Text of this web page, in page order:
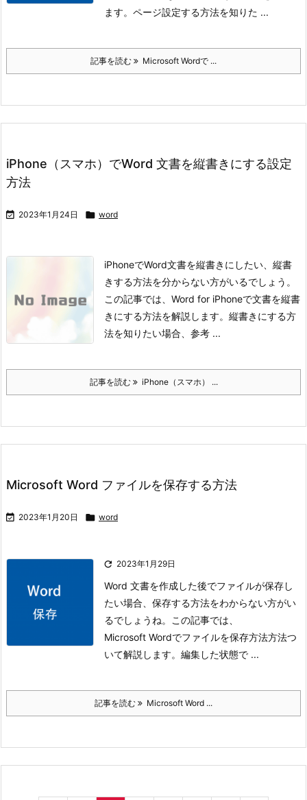
ます。 ページ設定する方法を知りた ...
記事を読む Microsoft Wordで ...
iPhone（スマホ）でWord 文書を縦書きにする設定
方法
 2023年1月24日  word
iPhoneでWord文書を縦書きにしたい、縦書
きする方法を分からない方がいるでしょう。
この記事では、Word for iPhoneで文書を縦書
きにする方法を解説します。 縦書きにする方
法を知りたい場合、参考 ...
記事を読む iPhone（スマホ） ...
Microsoft Word ファイルを保存する方法
 2023年1月20日  word
 2023年1月29日
Word 文書を作成した後でファイルが保存し
たい場合、保存する方法をわからない方がい
るでしょうね。
この記事では、
Microsoft Wordでファイルを保存方法方法つ
いて解説します。 編集した状態で ...
記事を読む Microsoft Word ...